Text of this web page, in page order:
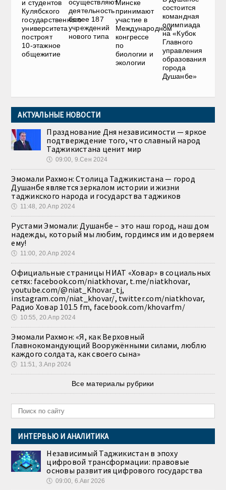
и студентов
Кулябского
государственного
университета
построят
10-этажное
общежитие
осуществляют
деятельность
более 187
учреждений
нового типа
Минске
принимают
участие в
Международном
конгрессе
по
биологии и
экологии
состоится
командная
олимпиада
на «Кубок
Главного
управления
образования
города
Душанбе»
АКТУАЛЬНЫЕ НОВОСТИ
Празднование Дня независимости — яркое
подтверждение того, что славный народ
Таджикистана ценит мир
🕔 09:00, 9.Сен 2024
Эмомали Рахмон: Столица Таджикистана — город
Душанбе является зеркалом истории и жизни
таджикского народа и государства таджиков
🕔 11:48, 20.Апр 2024
Рустами Эмомали: Душанбе – это наш город, наш дом
надежды, который мы любим, гордимся им и доверяем
ему!
🕔 11:00, 20.Апр 2024
Официальные страницы НИАТ «Ховар» в социальных
сетях: facebook.com/niatkhovar, t.me/niatkhovar,
youtube.com/@niat_Khovar_tj,
instagram.com/niat_khovar/, twitter.com/niatkhovar,
Радио Ховар 101.5 fm, facebook.com/khovarfm/
🕔 10:55, 20.Апр 2024
Эмомали Рахмон: «Я, как Верховный
Главнокомандующий Вооружёнными силами, люблю
каждого солдата, как своего сына»
🕔 11:51, 3.Апр 2024
Все материалы рубрики
ИНТЕРВЬЮ И АНАЛИТИКА
Независимый Таджикистан в эпоху
цифровой трансформации: правовые
основы развития цифрового государства
🕔 09:00, 6.Авг 2026